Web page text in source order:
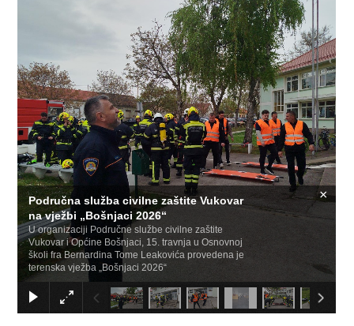
Područna služba civilne zaštite Vukovar
na vježbi „Bošnjaci 2026“
U organizaciji Područne službe civilne zaštite
Vukovar i Općine Bošnjaci, 15. travnja u Osnovnoj
školi fra Bernardina Tome Leakovića provedena je
terenska vježba „Bošnjaci 2026“
×